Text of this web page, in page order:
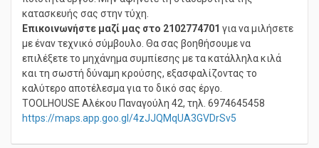
ποιότητα έργου. Μην αφήνετε τη σταθερότητα της
κατασκευής σας στην τύχη.
Επικοινωνήστε μαζί μας στο 2102774701
για να μιλήσετε
με έναν τεχνικό σύμβουλο. Θα σας βοηθήσουμε να
επιλέξετε το μηχάνημα συμπίεσης με τα κατάλληλα κιλά
και τη σωστή δύναμη κρούσης, εξασφαλίζοντας το
καλύτερο αποτέλεσμα για το δικό σας έργο.
TOOLHOUSE Αλέκου Παναγούλη 42, τηλ. 6974645458
https://maps.app.goo.gl/4zJJQMqUA3GVDrSv5